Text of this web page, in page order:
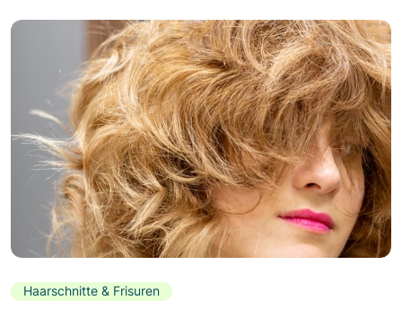
Haarschnitte & Frisuren